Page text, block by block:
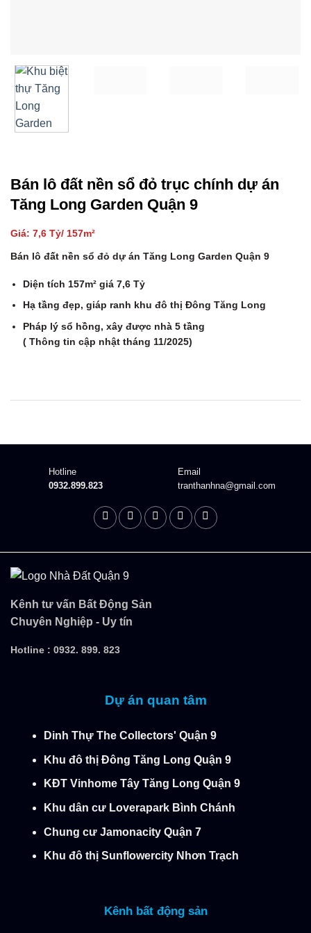
Bán lô đất nền sổ đỏ trục chính dự án
Tăng Long Garden Quận 9
Giá: 7,6 Tỷ/ 157m²
Bán lô đất nền sổ đỏ dự án Tăng Long Garden Quận 9
Diện tích 157m² giá 7,6 Tỷ
Hạ tầng đẹp, giáp ranh khu đô thị Đông Tăng Long
Pháp lý sổ hồng, xây được nhà 5 tầng
( Thông tin cập nhật tháng 11/2025)
Hotline
0932.899.823
Email
tranthanhna@gmail.com
Kênh tư vấn Bất Động Sản
Chuyên Nghiệp - Uy tín
Hotline : 0932. 899. 823
Dự án quan tâm
Dinh Thự The Collectors' Quận 9
Khu đô thị Đông Tăng Long Quận 9
KĐT Vinhome Tây Tăng Long Quận 9
Khu dân cư Loverapark Bình Chánh
Chung cư Jamonacity Quận 7
Khu đô thị Sunflowercity Nhơn Trạch
Kênh bất động sản